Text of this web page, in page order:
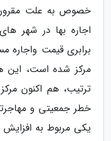
خصوص به علت
اجاره بها در شهر
برابری قیمت واجاره
مرکز شده است، این
ترتیب، هم اکنون
خطر جمعیتی و
یکی مربوط به افزایش